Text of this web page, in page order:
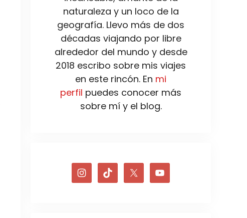
naturaleza y un loco de la
geografía. Llevo más de dos
décadas viajando por libre
alrededor del mundo y desde
2018 escribo sobre mis viajes
en este rincón. En mi
perfil puedes conocer más
sobre mí y el blog.